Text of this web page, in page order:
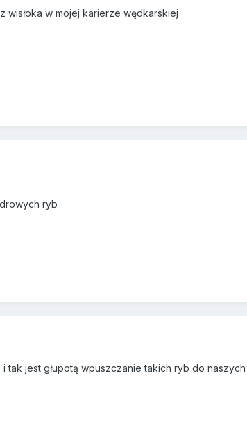
wisłoka w mojej karierze wędkarskiej
ryb
tak jest głupotą wpuszczanie takich ryb do